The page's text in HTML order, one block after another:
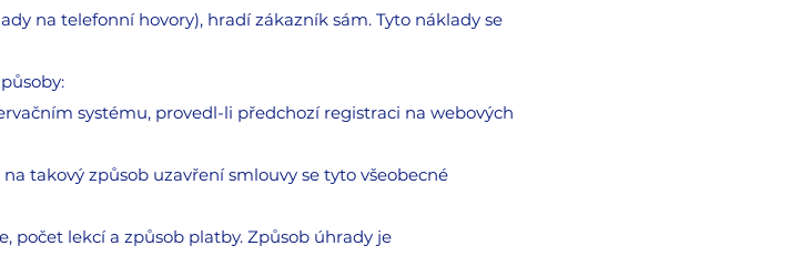
na telefonní hovory), hradí zákazník sám. Tyto náklady se
systému, provedl-li předchozí registraci na webových
takový způsob uzavření smlouvy se tyto všeobecné
počet lekcí a způsob platby. Způsob úhrady je